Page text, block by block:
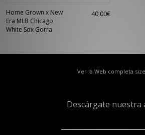
Home Grown x New
Era MLB Chicago
White Sox Gorra
40,00€
Ver la Web completa
Descárgate nuestra